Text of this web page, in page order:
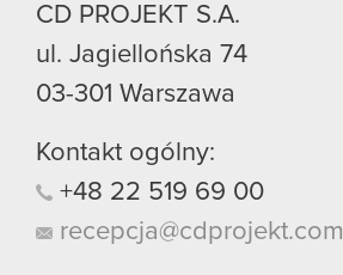
CD PROJEKT S.A.
ul. Jagiellońska 74
03-301 Warszawa
Kontakt ogólny:
+48 22 519 69 00
recepcja@cdprojekt.com